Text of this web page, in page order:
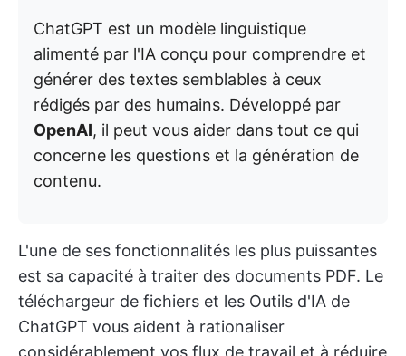
ChatGPT est un modèle linguistique
alimenté par l'IA conçu pour comprendre et
générer des textes semblables à ceux
rédigés par des humains. Développé par
OpenAI, il peut vous aider dans tout ce qui
concerne les questions et la génération de
contenu.
L'une de ses fonctionnalités les plus puissantes
est sa capacité à traiter des documents PDF. Le
téléchargeur de fichiers et les Outils d'IA de
ChatGPT vous aident à rationaliser
considérablement vos flux de travail et à réduire